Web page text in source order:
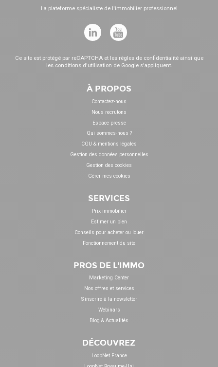
La plateforme spécialiste de l'immobilier professionnel
Ce site est protégé par reCAPTCHA et les règles de confidentialitéainsi que
les conditions d'utilisation de Google s'appliquent.
À PROPOS
Contactez-nous
Nous recrutons
Espace presse
Qui sommes-nous ?
CGU & mentions légales
Gestion des données personnelles
Gestion des cookies
Gérer mes cookies
SERVICES
Prix immobilier
Estimer un bien
Conseils pour acheter ou louer
Fonctionnement du site
PROS DE L'IMMO
Marketing Center
Nos offres et services
S'inscrire à la newsletter
Webinars
Blog & Actualités
DÉCOUVREZ
LoopNet France